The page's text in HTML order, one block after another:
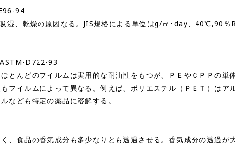
94
湿、乾燥の原因なる。JIS規格による単位はg/㎡･day、40℃,90％
D722-93
とんどのフイルムは実用的な耐油性をもつが、ＰＥやＣＰＰの単
イルムによって異なる。例えば、ポリエステル（ＰＥＴ）はア
なども特定の薬品に溶解する。
、食品の香気成分も多少なりとも透過させる。香気成分の透過が